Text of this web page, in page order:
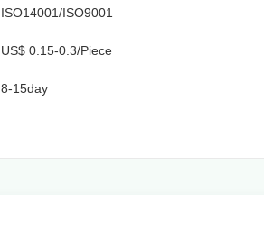
ISO14001/ISO9001
US$ 0.15-0.3/Piece
8-15day